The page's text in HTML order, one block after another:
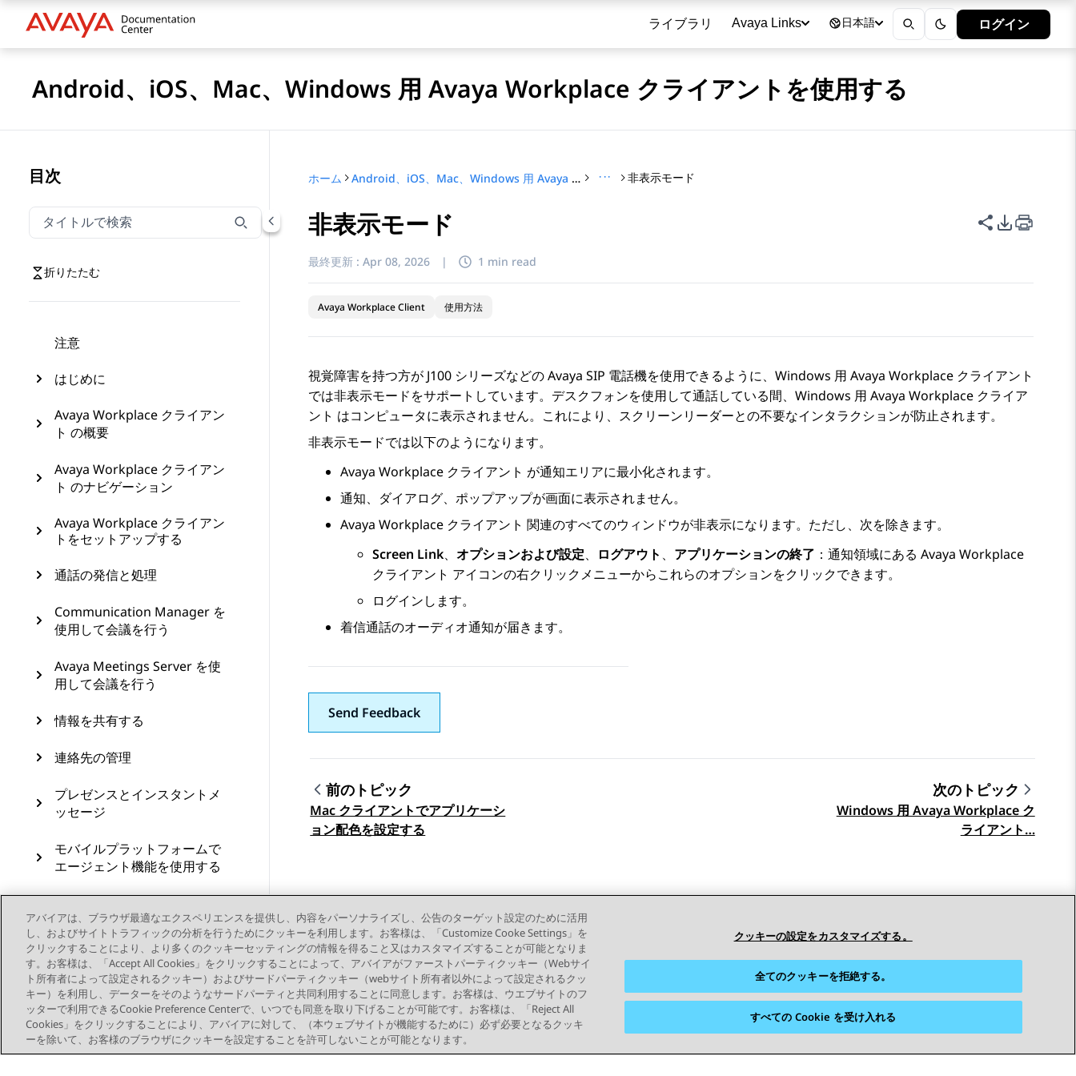
ライブラリ Avaya Links 日本語 ログイン
Android、iOS、Mac、Windows 用 Avaya Workplace クライアントを使用する
目次
タイトルでナビゲーションをフィルター
タイトルでナビゲーション項目を絞り込むには入力してください
折りたたむ
注意
はじめに
Avaya Workplace クライアン
ト の概要
Avaya Workplace クライアン
ト のナビゲーション
Avaya Workplace クライアン
トをセットアップする
通話の発信と処理
Communication Manager を
使用して会議を行う
Avaya Meetings Server を使
用して会議を行う
情報を共有する
連絡先の管理
プレゼンスとインスタントメ
ッセージ
モバイルプラットフォームで
エージェント機能を使用する
ト 設定の手動構成
Avaya Workplace クライアン
トをアンインストールおよび
アップグレードする
トラブルシューティング
Windows プラットフォーム
ホーム Android、iOS、Mac、Windows 用 Avaya Workplace クライアントを使用する ··· 非表示モード
非表示モード このページ
PDFエク
最終更新 : Apr 08, 2026 | 1 min read
Avaya Workplace Client 使用方法
視覚障害を持つ方が J100 シリーズなどのAvaya SIP 電話機を使用できるように、 Windows 用 Avaya Workplace クライアント
では非表示モードをサポートしています。デスクフォンを使用して通話している間、 Windows 用 Avaya Workplace クライア
ント はコンピュータに表示されません。これにより、スクリーンリーダーとの不要なインタラクションが防止されます。
非表示モードでは以下のようになります。
Avaya Workplace クライアント が通知エリアに最小化されます。
通知、ダイアログ、ポップアップが画面に表示されません。
Avaya Workplace クライアント 関連のすべてのウィンドウが非表示になります。ただし、次を除きます。
Screen Link、 オプションおよび設定、 ログアウト 、 アプリケーションの終了 ：通知領域にある Avaya Workplace
クライアント アイコンの右クリックメニューからこれらのオプションをクリックできます。
ログインします。
着信通話のオーディオ通知が届きます。
Send Feedback
トピックナビゲーション
前のトピック
Mac クライアントでアプリケーシ
ョン配色を設定する
次のトピック
Windows 用 Avaya Workplace ク
ライアント…
アバイアは、ブラウザ最適なエクスペリエンスを提供し、内容をパーソナライズし、公告のターゲット設定のために活用
し、およびサイトトラフィックの分析を行うためにクッキーを利用します。お客様は、「Customize Cooke Settings」を
クリックすることにより、より多くのクッキーセッティングの情報を得ること又はカスタマイズすることが可能となりま
す。お客様は、「Accept All Cookies」をクリックすることによって、アバイアがファーストパーティクッキー（Webサイ
ト所有者によって設定されるクッキー）およびサードパーティクッキー（webサイト所有者以外によって設定されるクッ
キー）を利用し、データーをそのようなサードパーティと共同利用することに同意します。お客様は、ウエブサイトのフ
ッターで利用できるCookie Preference Centerで、いつでも同意を取り下げることが可能です。お客様は、「Reject All
Cookies」をクリックすることにより、アバイアに対して、（本ウェブサイトが機能するために）必ず必要となるクッキ
ーを除いて、お客様のブラウザにクッキーを設定することを許可しないことが可能となります。
クッキーの設定をカスタマイズする。
全てのクッキーを拒絶する。
すべての Cookie を受け入れる